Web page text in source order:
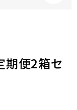
期便2箱セ